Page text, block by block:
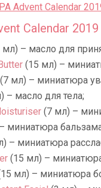
Advent Calendar
Calendar 2019
мл) – масло для
(15 мл) –
(7 мл) – миниатюра
– масло для тела;
(7 мл) –
миниатюра
– миниатюра
(15 мл) –
мл) – миниатюра